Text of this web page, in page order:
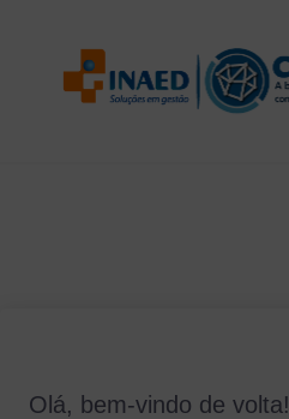
Olá, bem-vindo de volta!